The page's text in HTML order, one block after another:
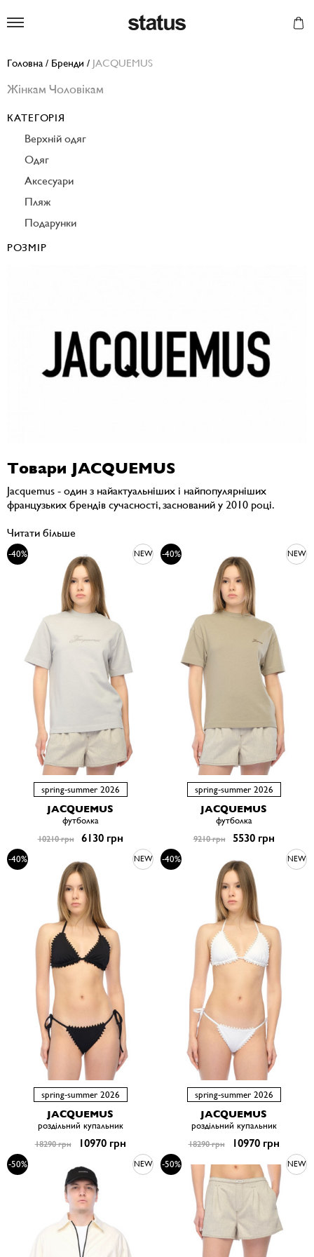
Головна / Бренди / JACQUEMUS
Товари JACQUEMUS
Jacquemus - один з найактуальніших і найпопулярніших
французьких брендів сучасності, заснований у 2010 році.
Читати більше
-40% NEW
spring-summer 2026
JACQUEMUS
футболка
10210 грн 6130 грн
-40% NEW
spring-summer 2026
JACQUEMUS
футболка
9210 грн 5530 грн
-40% NEW
spring-summer 2026
JACQUEMUS
роздільний купальник
18290 грн 10970 грн
-40% NEW
spring-summer 2026
JACQUEMUS
роздільний купальник
18290 грн 10970 грн
-50% NEW -50% NEW
Жінкам Чоловікам
КАТЕГОРІЯ
Верхній одяг
Одяг
Аксесуари
Пляж
Подарунки
РОЗМІР